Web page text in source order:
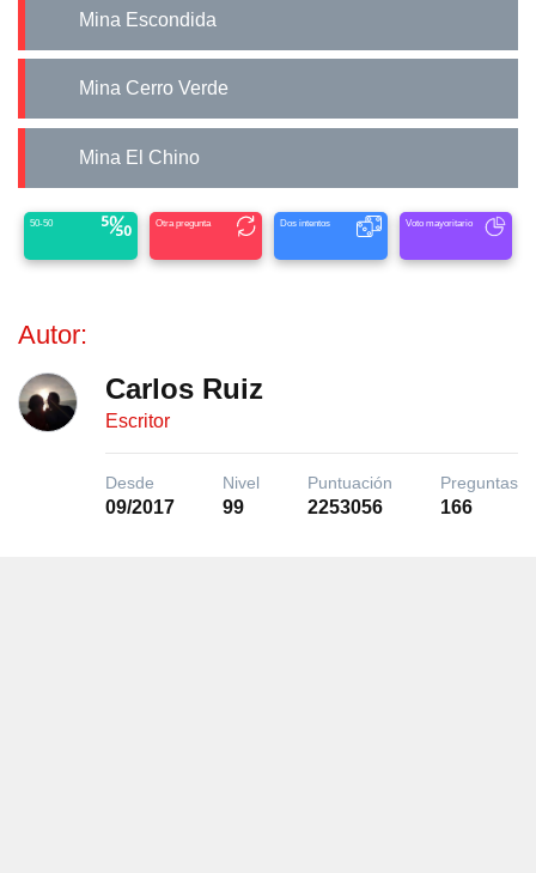
Mina Escondida
Mina Cerro Verde
Mina El Chino
50-50 Otra pregunta Dos intentos Voto mayoritario
Autor:
Carlos Ruiz
Escritor
Desde
09/2017
Nivel
99
Puntuación
2253056
Preguntas
166